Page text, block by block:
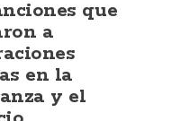
que
a
en la
y el